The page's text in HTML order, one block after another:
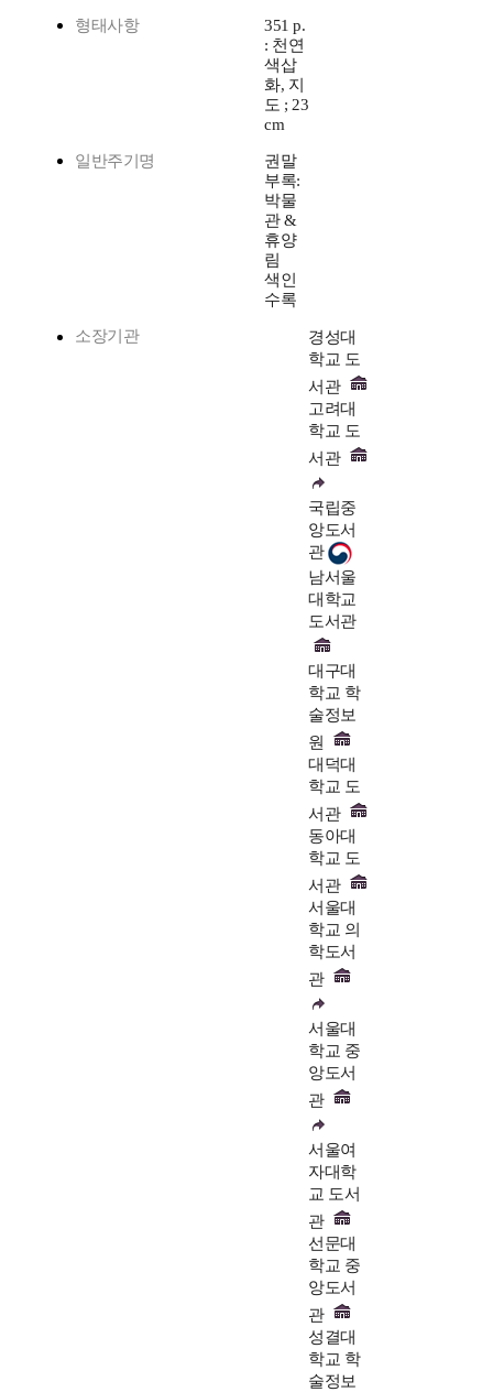
형태사항
351 p.
: 천연
색삽
화, 지
도 ; 23
cm
일반주기명
권말
부록:
박물
관 &
휴양
림
색인
수록
소장기관
경성대
학교 도
서관
고려대
학교 도
서관
국립중
앙도서
관
남서울
대학교
도서관
대구대
학교 학
술정보
원
대덕대
학교 도
서관
동아대
학교 도
서관
서울대
학교 의
학도서
관
서울대
학교 중
앙도서
관
서울여
자대학
교 도서
관
선문대
학교 중
앙도서
관
성결대
학교 학
술정보